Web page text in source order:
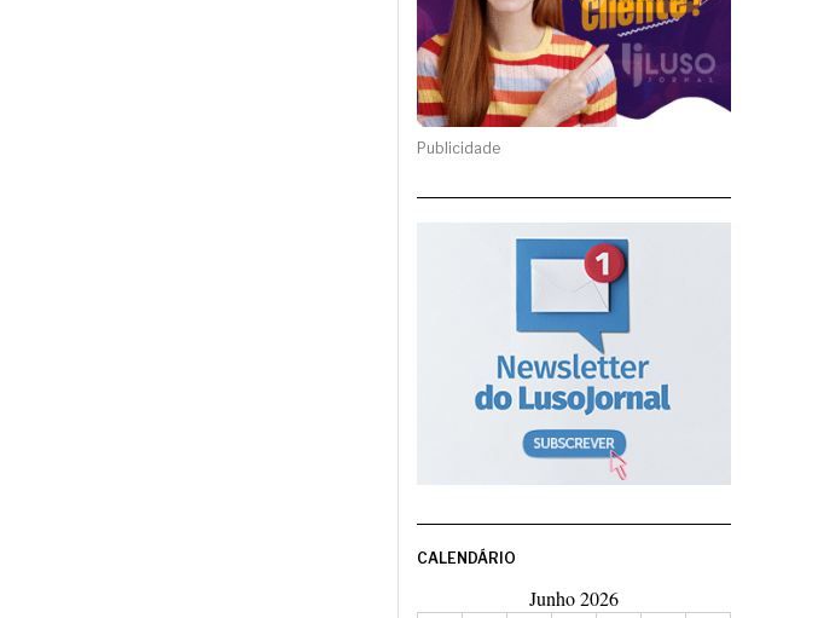
Publicidade
CALENDÁRIO
Junho 2026